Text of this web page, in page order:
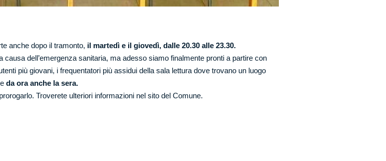
anche dopo il tramonto, il martedì e il giovedì, dalle 20.30 alle 23.30.
causa dell’emergenza sanitaria, ma adesso siamo finalmente pronti a partire con
più giovani, i frequentatori più assidui della sala lettura dove trovano un luogo
da ora anche la sera.
Troverete ulteriori informazioni nel sito del Comune.